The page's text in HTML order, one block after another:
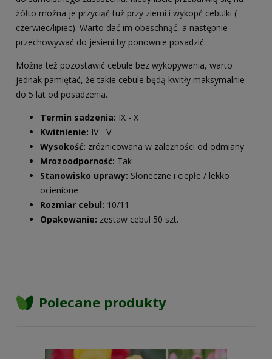
żółto można je przyciąć tuż przy ziemi i wykopć cebulki (
czerwiec/lipiec). Warto dać im obeschnąć, a następnie
przechowywać do jesieni by ponownie posadzić.
Można też pozostawić cebule bez wykopywania, warto
jednak pamiętać, że takie cebule będą kwitły maksymalnie
do 5 lat od posadzenia.
Termin sadzenia: IX - X
Kwitnienie: IV - V
Wysokość: zróżnicowana w zależności od odmiany
Mrozoodporność: Tak
Stanowisko uprawy: Słoneczne i ciepłe / lekko
ocienione
Rozmiar cebul: 10/11
Opakowanie: zestaw cebul 50 szt.
Polecane produkty